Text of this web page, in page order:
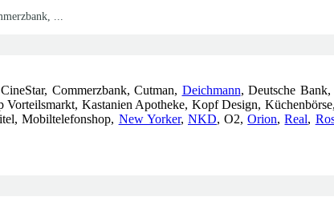
...
Commerzbank, Cutman, Deichmann, Deutsche
Kastanien Apotheke, Kopf Design,
Mobiltelefonshop, New Yorker, NKD, O2,Orion,Real,